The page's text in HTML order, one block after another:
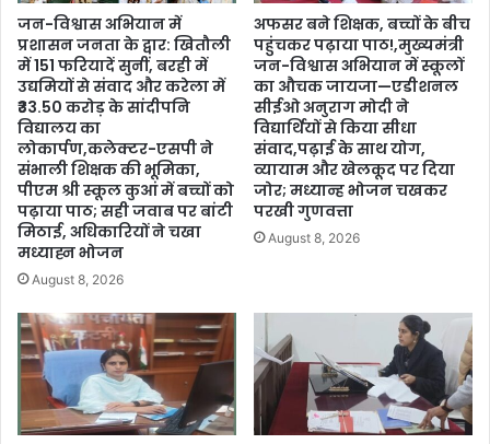
जन-विश्वास अभियान में
प्रशासन जनता के द्वार: खितौली
में 151 फरियादें सुनीं, बरही में
उद्यमियों से संवाद और करेला में
₹33.50 करोड़ के सांदीपनि
विद्यालय का
लोकार्पण,कलेक्टर-एसपी ने
संभाली शिक्षक की भूमिका,
पीएम श्री स्कूल कुआं में बच्चों को
पढ़ाया पाठ; सही जवाब पर बांटी
मिठाई, अधिकारियों ने चखा
मध्याह्न भोजन
August 8, 2026
अफसर बने शिक्षक, बच्चों के बीच
पहुंचकर पढ़ाया पाठ!,मुख्यमंत्री
जन-विश्वास अभियान में स्कूलों
का औचक जायजा—एडीशनल
सीईओ अनुराग मोदी ने
विद्यार्थियों से किया सीधा
संवाद,पढ़ाई के साथ योग,
व्यायाम और खेलकूद पर दिया
जोर; मध्यान्ह भोजन चखकर
परखी गुणवत्ता
August 8, 2026